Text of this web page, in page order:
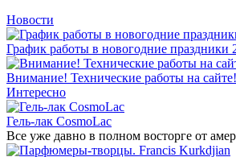
Новости
График работы в новогодние праздники
Внимание! Технические работы на сайте!
Интересно
Гель-лак CosmoLac
Все уже давно в полном восторге от